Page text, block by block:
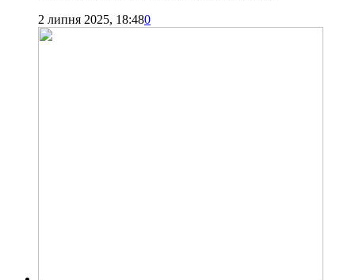
2 липня 2025, 18:480